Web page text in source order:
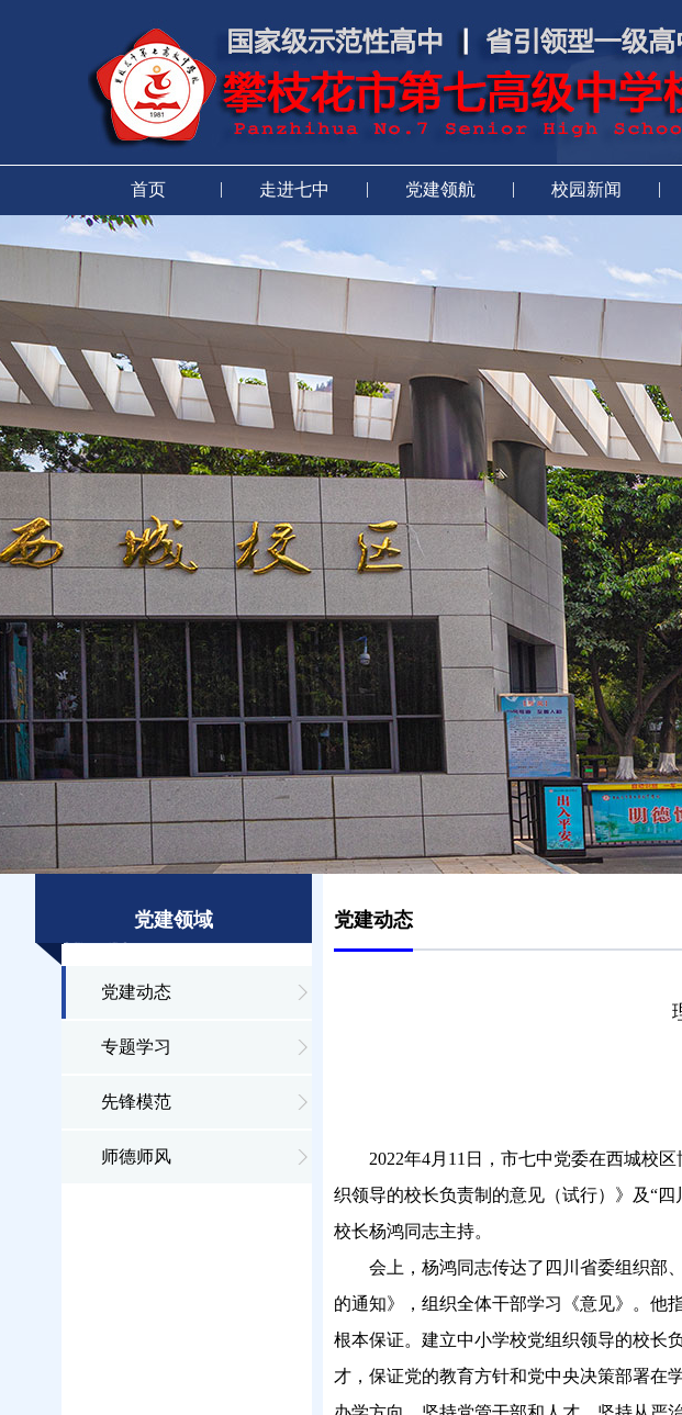
首页 | 走进七中 | 党建领航 | 校园新闻 |
党建领域
党建动态
专题学习
先锋模范
师德师风
党建动态
2022年4月11日，市七中党委在西城校
织领导的校长负责制的意见（试行）》及“四
校长杨鸿同志主持。
会上，杨鸿同志传达了四川省委组织部
的通知》，组织全体干部学习《意见》。他
根本保证。建立中小学校党组织领导的校长
才，保证党的教育方针和党中央决策部署在